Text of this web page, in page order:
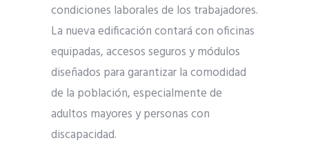
condiciones laborales de los trabajadores.
La nueva edificación contará con oficinas
equipadas, accesos seguros y módulos
diseñados para garantizar la comodidad
de la población, especialmente de
adultos mayores y personas con
discapacidad.